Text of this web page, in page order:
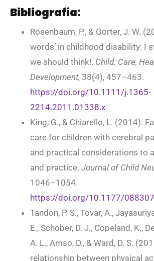
Bibliografía:
Rosenbaum, P., & Gorter, J. W.
words’ in childhood disability: I
we should think!. Child: Care,
Development, 38(4), 457–463.
https://doi.org/10.1111/j.1365-
2214.2011.01338.x
King, G., & Chiarello, L. (2014).
care for children with cerebral
and practical considerations to
and practice. Journal of Child
1046–1054.
https://doi.org/10.1177/
Tandon, P. S., Tovar, A.,
E., Schober, D. J., Copeland, K.,
A. L., Amso, D., & Ward, D. S.
relationship between physical